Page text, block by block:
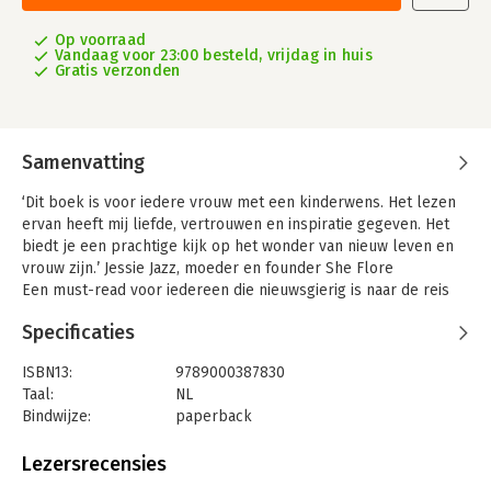
Op voorraad
Vandaag voor 23:00 besteld, vrijdag in huis
Gratis verzonden
Samenvatting
‘Dit boek is voor iedere vrouw met een kinderwens. Het lezen
ervan heeft mij liefde, vertrouwen en inspiratie gegeven. Het
biedt je een prachtige kijk op het wonder van nieuw leven en
vrouw zijn.’ Jessie Jazz, moeder en founder She Flore
Een must-read voor iedereen die nieuwsgierig is naar de reis
Dit boek gaat over de spirituele reis die jij als ouder met je
baby aflegt, vanaf het moment dat je voor het eerst
(on)bewust verbinding maakt met de ziel van je kindje tot 42
dagen na de geboorte. Je leert hoe en op welke manier je kunt
energiesysteem opent, je krijgt inzicht in jouw familiesysteem
Specificaties
ISBN13:
9789000387830
Taal:
NL
Bindwijze:
paperback
Uitgever:
Lezersrecensies